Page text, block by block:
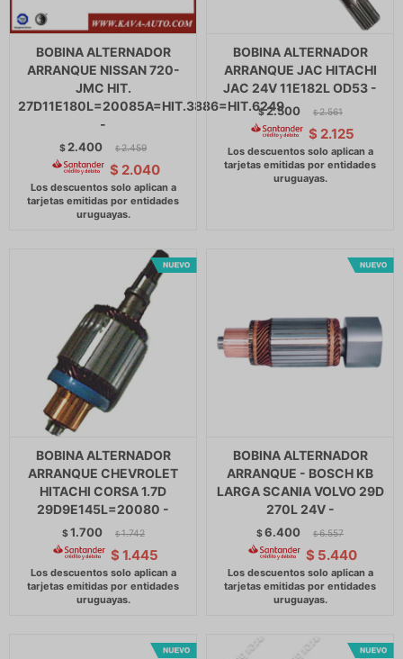
BOBINA ALTERNADOR
ARRANQUE NISSAN 720-
JMC HIT.
27D11E180L=20085A=HIT.3886=HIT.6249
-
$ 2.400 $ 2.459
$ 2.040
BOBINA ALTERNADOR
ARRANQUE JAC HITACHI
JAC 24V 11E182L OD53 -
$2.500 $ 2.561
$ 2.125
BOBINA ALTERNADOR
ARRANQUE CHEVROLET
HITACHI CORSA 1.7D
29D9E145L=20080 -
$1.700 $ 1.742
$ 1.445
BOBINA ALTERNADOR
ARRANQUE - BOSCH KB
LARGA SCANIA VOLVO 29D
270L 24V -
$6.400 $ 6.557
$ 5.440